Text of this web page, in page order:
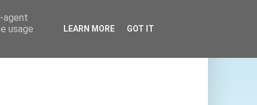
agent
usage
LEARN MORE GOT IT